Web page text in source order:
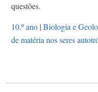
questões.
10.º ano |Biologia e
de matéria nos seres